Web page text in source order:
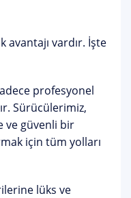
avantajı vardır. İşte
profesyonel
Sürücülerimiz,
ve güvenli bir
için tüm yolları
lüks ve